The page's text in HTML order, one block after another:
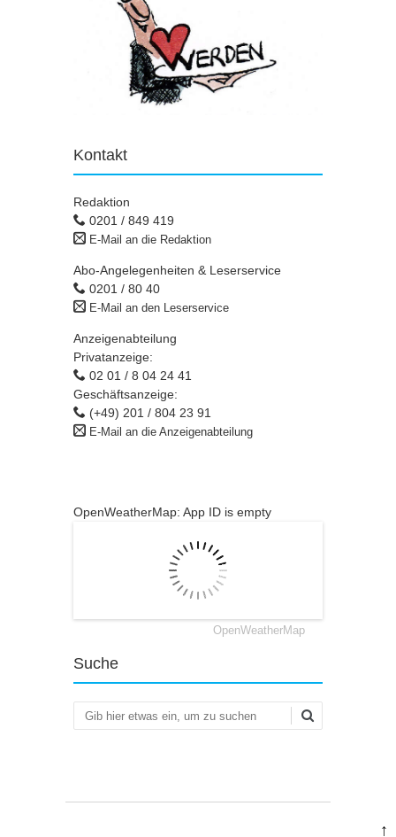
Kontakt
Redaktion
0201 / 849 419
E-Mail an die Redaktion
Abo-Angelegenheiten & Leserservice
0201 / 80 40
E-Mail an den Leserservice
Anzeigenabteilung
Privatanzeige:
02 01 / 8 04 24 41
Geschäftsanzeige:
(+49) 201 / 804 23 91
E-Mail an die Anzeigenabteilung
OpenWeatherMap: App ID is empty
OpenWeatherMap
Suche
Suchen
↑